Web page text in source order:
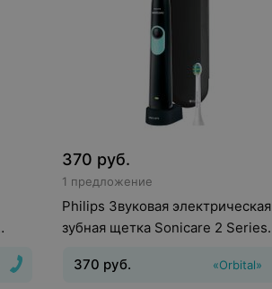
370 руб.
1 предложение
Philips Звуковая электрическая
зубная щетка Sonicare 2 Series
«Orbital»
370 руб.